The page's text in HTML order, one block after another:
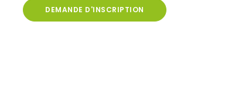
DEMANDE D'INSCRIPTION